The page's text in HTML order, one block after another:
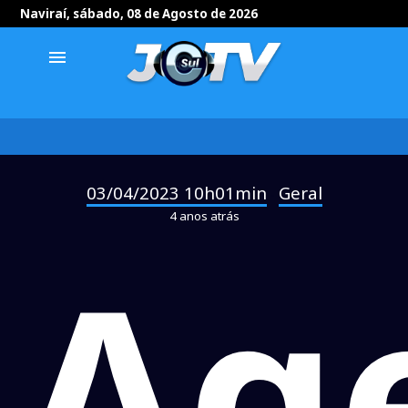
Naviraí, sábado, 08 de Agosto de 2026
menu
03/04/2023 10h01min Geral
4 anos atrás